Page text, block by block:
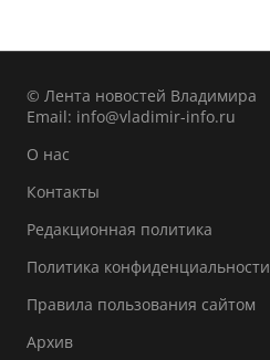
© Лента новостей Владимира
Email: info@vladimir-info.ru
О нас
Контакты
Редакционная политика
Политика конфиденциальности
Правила пользования сайтом
Архив